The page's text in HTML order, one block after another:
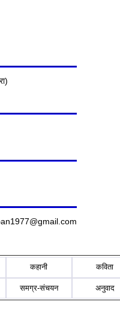
कहानी कविता
समग्र-संचयन अनुवाद